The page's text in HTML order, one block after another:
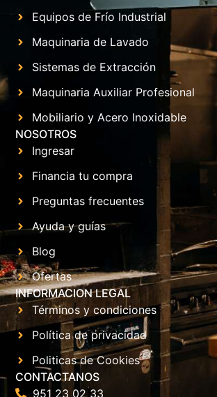
Equipos de Frío Industrial
Maquinaria de Lavado
Sistemas de Extracción
Maquinaria Auxiliar Profesional
Mobiliario y Acero Inoxidable
NOSOTROS
Ingresar
Financia tu compra
Preguntas frecuentes
Ayuda y guías
Blog
Ofertas
INFORMACION LEGAL
Términos y condiciones
Política de privacidad
Politicas de Cookies
CONTACTANOS
951 23 02 33